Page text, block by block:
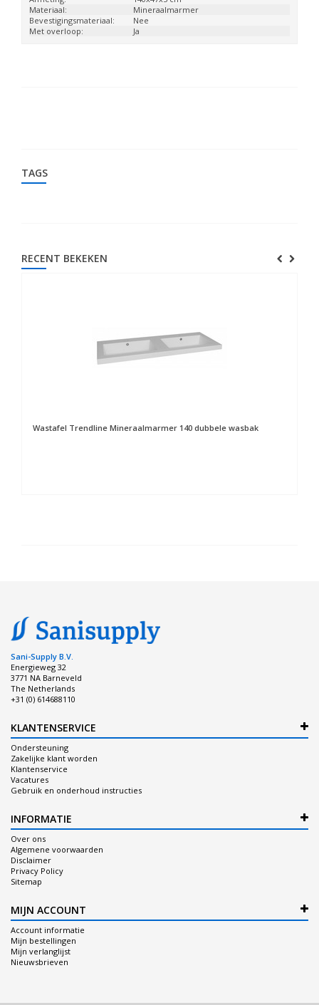
Materiaal:
Mineraalmarmer
Bevestigingsmateriaal:
Nee
Met overloop:
Ja
TAGS
RECENT BEKEKEN
Wastafel Trendline Mineraalmarmer 140 dubbele wasbak
Sani-Supply B.V.
Energieweg 32
3771 NA Barneveld
The Netherlands
+31 (0) 614688110
KLANTENSERVICE
Ondersteuning
Zakelijke klant worden
Klantenservice
Vacatures
Gebruik en onderhoud instructies
INFORMATIE
Over ons
Algemene voorwaarden
Disclaimer
Privacy Policy
Sitemap
MIJN ACCOUNT
Account informatie
Mijn bestellingen
Mijn verlanglijst
Nieuwsbrieven